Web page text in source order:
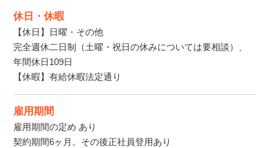
休日・休暇
【休日】日曜・その他
完全週休二日制（土曜・祝日の休みについては要相談）、
年間休日109日
【休暇】有給休暇法定通り
雇用期間
雇用期間の定め あり
契約期間6ヶ月。その後正社員登用あり